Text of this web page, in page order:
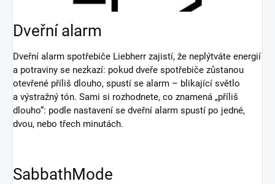
Dveřní alarm
Dveřní alarm spotřebiče Liebherr zajistí, že neplýtváte energií
a potraviny se nezkazí: pokud dveře spotřebiče zůstanou
otevřené příliš dlouho, spustí se alarm – blikající světlo
a výstražný tón. Sami si rozhodnete, co znamená „příliš
dlouho“: podle nastavení se dveřní alarm spustí po jedné,
dvou, nebo třech minutách.
SabbathMode